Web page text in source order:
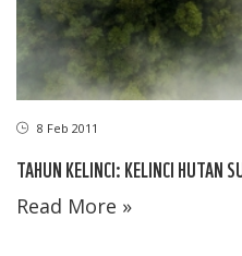
8 Feb 2011
TAHUN KELINCI: KELINCI HUTAN
Read More »